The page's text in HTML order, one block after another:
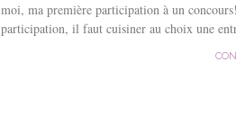
moi, ma première participation à un
participation, il faut cuisiner au choix une